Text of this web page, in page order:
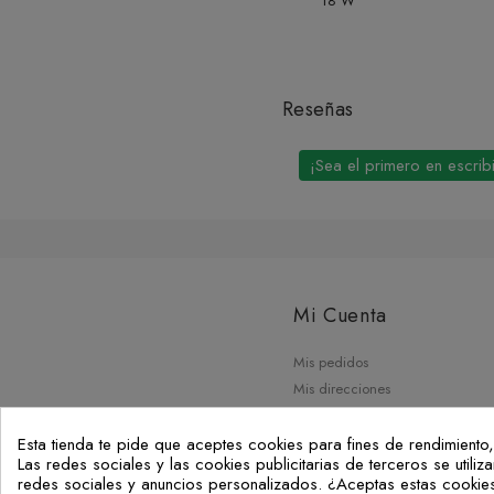
Reseñas
¡Sea el primero en
Mi Cuenta
Mis pedidos
Mis direcciones
Mis datos personales
Tu configuración de cookies
Esta tienda te pide que aceptes cookies para fines de
Las redes sociales y las cookies publicitarias de terceros se
redes sociales y anuncios personalizados. ¿Aceptas estas